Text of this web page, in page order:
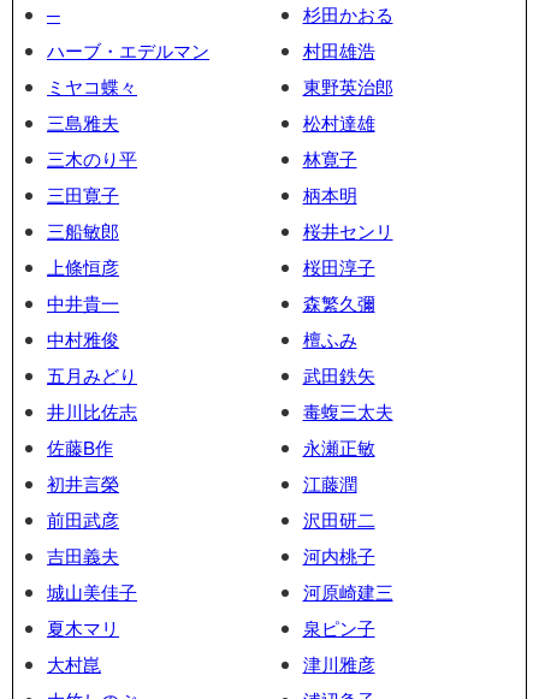
─
ハーブ・エデルマン
ミヤコ蝶々
三島雅夫
三木のり平
三田寛子
三船敏郎
上條恒彦
中井貴一
中村雅俊
五月みどり
井川比佐志
佐藤B作
初井言榮
前田武彦
吉田義夫
城山美佳子
夏木マリ
大村崑
杉田かおる
村田雄浩
東野英治郎
松村達雄
林寛子
柄本明
桜井センリ
桜田淳子
森繁久彌
檀ふみ
武田鉄矢
毒蝮三太夫
永瀬正敏
江藤潤
沢田研二
河内桃子
河原崎建三
泉ピン子
津川雅彦